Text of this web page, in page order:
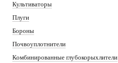
Культиваторы
Плуги
Бороны
Почвоуплотнители
Комбинированные глубокорыхлители